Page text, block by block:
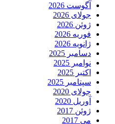
آگوست 2026
جولای 2026
ژوئن 2026
فوریه 2026
ژانویه 2026
دسامبر 2025
نوامبر 2025
اکتبر 2025
سپتامبر 2025
جولای 2020
آوریل 2020
ژوئن 2017
می 2017